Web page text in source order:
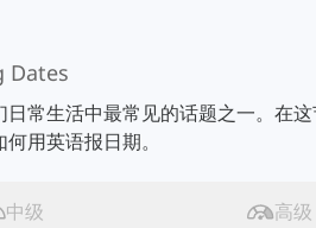
Dates
常生活中最常见的话题之一。在这
用英语报日期。
中级 高级